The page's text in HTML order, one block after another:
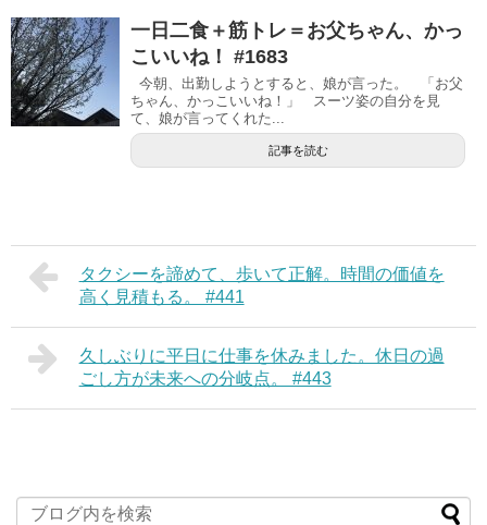
一日二食＋筋トレ＝お父ちゃん、かっ
こいいね！ #1683
今朝、出勤しようとすると、娘が言った。 「お父
ちゃん、かっこいいね！」 スーツ姿の自分を見
て、娘が言ってくれた...
記事を読む
タクシーを諦めて、歩いて正解。時間の価値を
高く見積もる。 #441
久しぶりに平日に仕事を休みました。休日の過
ごし方が未来への分岐点。 #443